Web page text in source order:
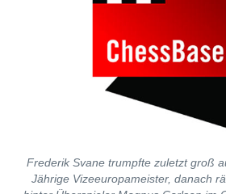
Frederik Svane trumpfte zuletzt groß
Jährige Vizeeuropameister, danach